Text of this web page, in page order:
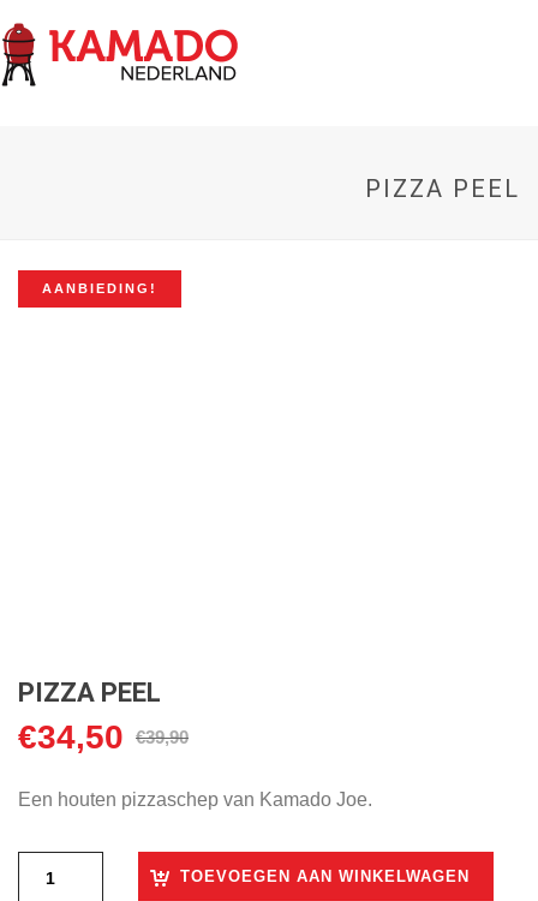
PIZZA PEEL
AANBIEDING!
PIZZA PEEL
€39,90
Oorspronkelijke
was:
€34,50 Huidige
is:
Een houten pizzaschep van Kamado Joe.
TOEVOEGEN AAN WINKELWAGEN